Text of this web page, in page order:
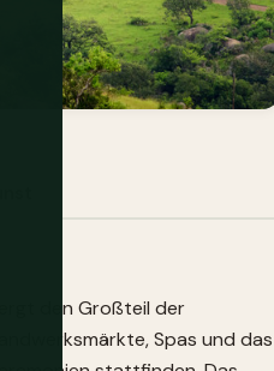
den Großteil der
Spas und das